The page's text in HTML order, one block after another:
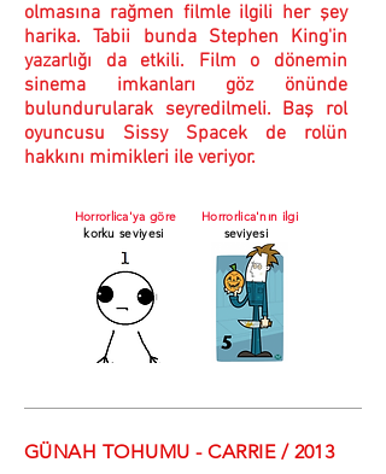
olmasına rağmen filmle ilgili her şey
harika. Tabii bunda Stephen King'in
yazarlığı da etkili. Film o dönemin
sinema imkanları göz önünde
bulundurularak seyredilmeli. Baş rol
oyuncusu Sissy Spacek de rolün
hakkını mimikleri ile veriyor.
Horrorlica'ya göre
korku seviyesi
Horrorlica'nın ilgi
seviyesi
GÜNAH TOHUMU - CARRIE / 2013